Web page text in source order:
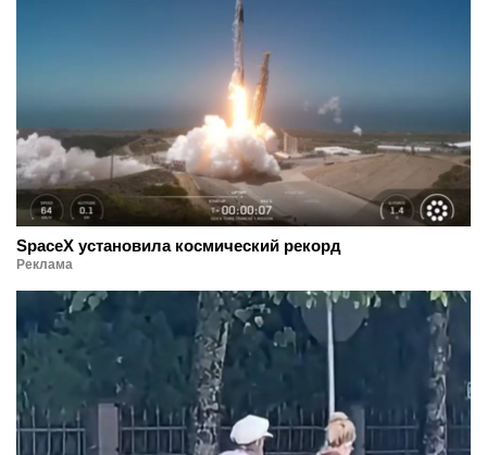
SpaceX установила космический рекорд
Реклама